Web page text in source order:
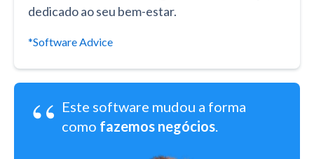
dedicado ao seu bem-estar.
*Software Advice
“ Este software mudou a forma
como fazemos negócios